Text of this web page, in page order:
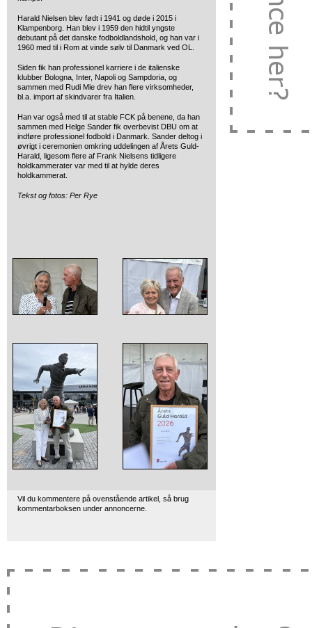
Harald Nielsen blev født i 1941 og døde i 2015 i
Klampenborg. Han blev i 1959 den hidtil yngste
debutant på det danske fodboldlandshold, og han var i
1960 med til i Rom at vinde sølv til Danmark ved OL.
Siden fik han professionel karriere i de italienske
klubber Bologna, Inter, Napoli og Sampdoria, og
sammen med Rudi Mie drev han flere virksomheder,
bl.a. import af skindvarer fra Italien.
Han var også med til at stable FCK på benene, da han
sammen med Helge Sander fik overbevist DBU om at
indføre professionel fodbold i Danmark. Sander deltog i
øvrigt i ceremonien omkring uddelingen af Årets Guld-
Harald, ligesom flere af Frank Nielsens tidligere
holdkammerater var med til at hylde deres
holdkammerat.
Tekst og fotos: Per Rye
Vil du kommentere på ovenstående artikel, så brug
kommentarboksen under annoncerne.